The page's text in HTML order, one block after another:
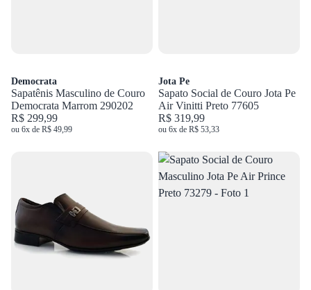
Democrata
Sapatênis Masculino de Couro
Democrata Marrom 290202
R$ 299,99
ou 6x de R$ 49,99
Jota Pe
Sapato Social de Couro Jota Pe
Air Vinitti Preto 77605
R$ 319,99
ou 6x de R$ 53,33